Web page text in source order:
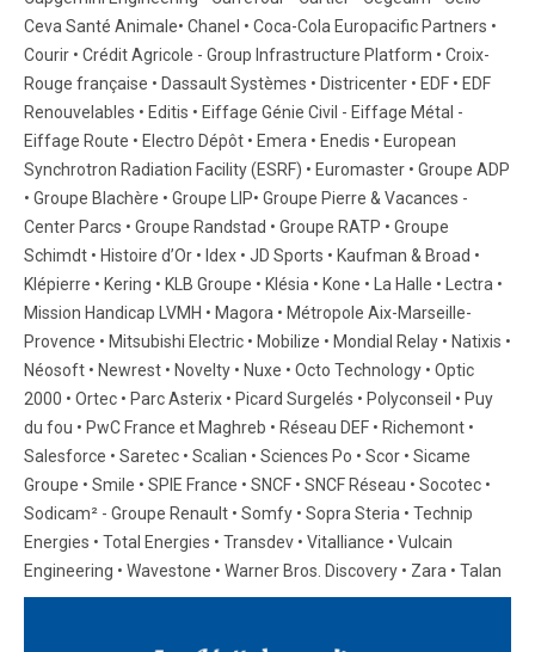
Ceva Santé Animale• Chanel • Coca-Cola Europacific Partners •
Courir • Crédit Agricole - Group Infrastructure Platform • Croix-
Rouge française • Dassault Systèmes • Districenter • EDF • EDF
Renouvelables • Editis • Eiffage Génie Civil - Eiffage Métal -
Eiffage Route • Electro Dépôt • Emera • Enedis • European
Synchrotron Radiation Facility (ESRF) • Euromaster • Groupe ADP
• Groupe Blachère • Groupe LIP• Groupe Pierre & Vacances -
Center Parcs • Groupe Randstad • Groupe RATP • Groupe
Schimdt • Histoire d’Or • Idex • JD Sports • Kaufman & Broad •
Klépierre • Kering • KLB Groupe • Klésia • Kone • La Halle • Lectra •
Mission Handicap LVMH • Magora • Métropole Aix-Marseille-
Provence • Mitsubishi Electric • Mobilize • Mondial Relay • Natixis •
Néosoft • Newrest • Novelty • Nuxe • Octo Technology • Optic
2000 • Ortec • Parc Asterix • Picard Surgelés • Polyconseil • Puy
du fou • PwC France et Maghreb • Réseau DEF • Richemont •
Salesforce • Saretec • Scalian • Sciences Po • Scor • Sicame
Groupe • Smile • SPIE France • SNCF • SNCF Réseau • Socotec •
Sodicam² - Groupe Renault • Somfy • Sopra Steria • Technip
Energies • Total Energies • Transdev • Vitalliance • Vulcain
Engineering • Wavestone • Warner Bros. Discovery • Zara • Talan